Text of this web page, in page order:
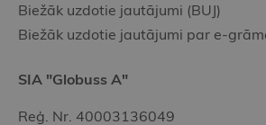
Biežāk uzdotie jautājumi (BUJ)
Biežāk uzdotie jautājumi par e-
SIA "Globuss A"
Reģ. Nr. 40003136049